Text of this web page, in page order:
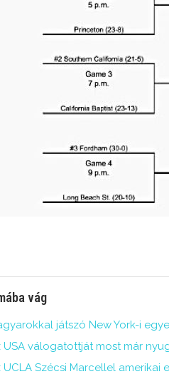
vág
játszó New York-i
USA válogatottját most már
UCLA Szécsi Marcellel amerikai